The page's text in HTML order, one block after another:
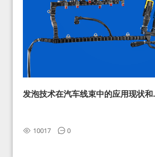
发泡技术在汽车线束中的应用现状和
10017 0